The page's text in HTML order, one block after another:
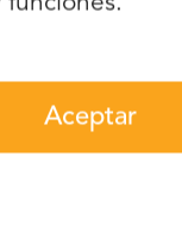
Aceptar
nuestro
Meet & Greet
de soporte